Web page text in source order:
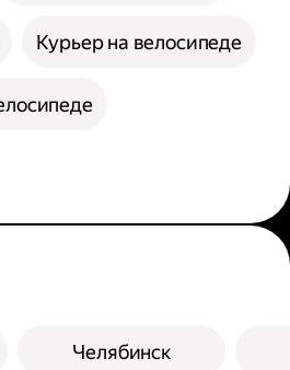
Курьер на велосипеде
Челябинск